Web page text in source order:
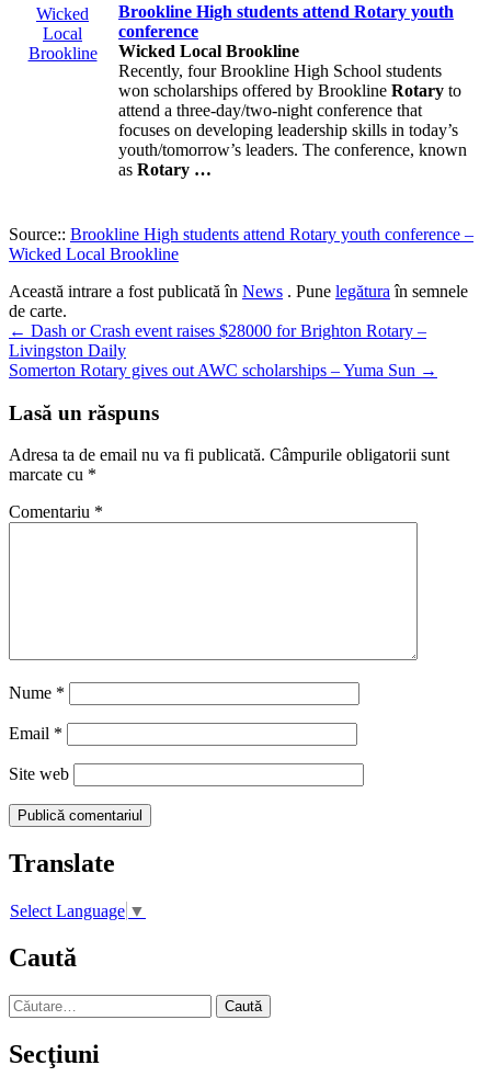
Wicked
Local
Brookline
Brookline High students attend Rotary youth
conference
Wicked Local Brookline
Recently, four Brookline High School students
won scholarships offered by Brookline Rotary to
attend a three-day/two-night conference that
focuses on developing leadership skills in today’s
youth/tomorrow’s leaders. The conference, known
as Rotary …
Source:: Brookline High students attend Rotary youth conference –
Wicked Local Brookline
Această intrare a fost publicată în News . Pune legătura în semnele
de carte.
Navigare
în
← Dash or Crash event raises $28000 for Brighton Rotary –
Livingston Daily
Somerton Rotary gives out AWC scholarships – Yuma Sun →
Lasă un răspuns
Adresa ta de email nu va fi publicată. Câmpurile obligatorii sunt
marcate cu *
Comentariu *
Nume *
Email *
Site web
Translate
Select Language ▼
Caută
Caută
după:
Secţiuni